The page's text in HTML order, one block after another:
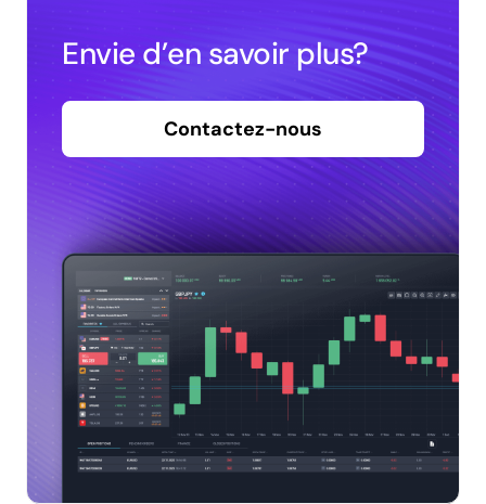
Envie d’en savoir plus?
Contactez-nous